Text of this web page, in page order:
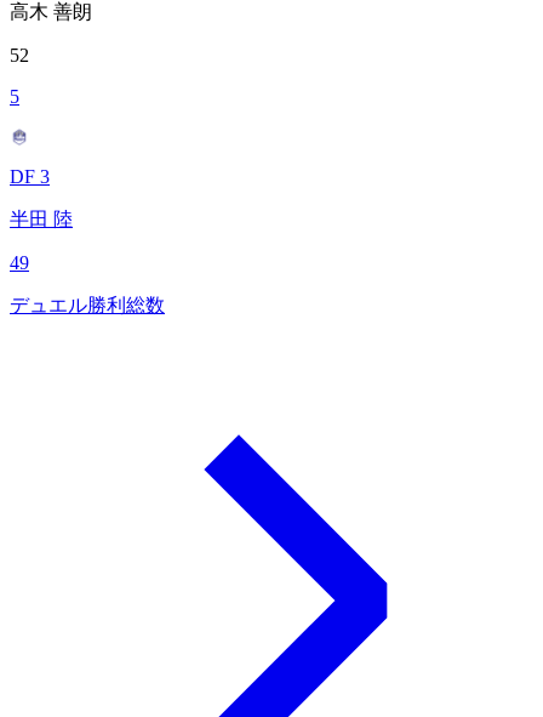
高木 善朗
52
5
DF 3
半田 陸
49
デュエル勝利総数